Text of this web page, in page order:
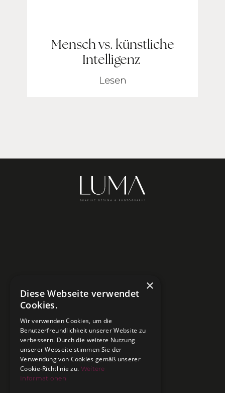
Mensch vs. künstliche
Intelligenz
Lesen
×
Diese Webseite verwendet
Cookies.
Wir verwenden Cookies, um die
Benutzerfreundlichkeit unserer Website zu
verbessern. Durch die weitere Nutzung
unserer Webseite stimmen Sie der
Verwendung von Cookies gemäß unserer
Cookie-Richtlinie zu. Weitere
Informationen